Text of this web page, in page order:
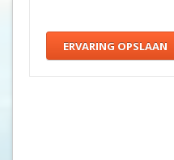
ERVARING OPSLAAN